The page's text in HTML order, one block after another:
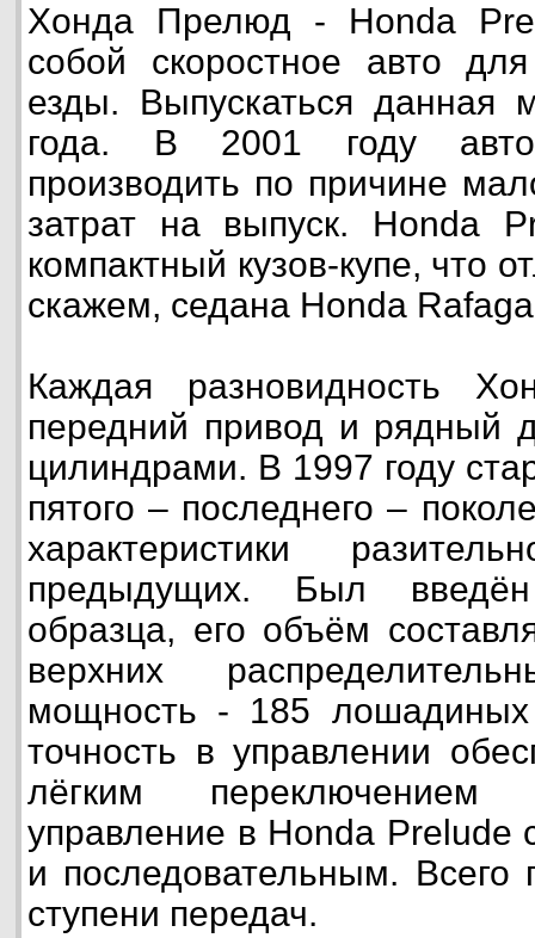
Хонда Прелюд - Honda
собой скоростное авто
езды. Выпускаться данная
года. В 2001 году
производить по причине
затрат на выпуск. Honda
компактный кузов-купе, что
скажем, седана Honda
Каждая разновидность
передний привод и рядный
цилиндрами. В 1997 году
пятого – последнего –
характеристики
предыдущих. Был введён
образца, его объём
верхних
мощность - 185 лошадиных
точность в управлении
лёгким переключением
управление в Honda Prelude
и последовательным. Всего
ступени передач.